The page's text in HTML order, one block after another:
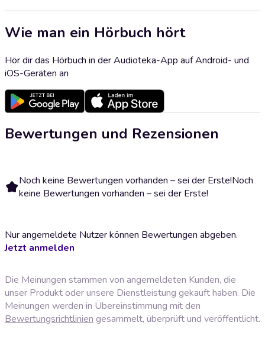
Wie man ein Hörbuch hört
Hör dir das Hörbuch in der Audioteka-App auf Android- und
iOS-Geräten an
Bewertungen und Rezensionen
Noch keine Bewertungen vorhanden – sei der Erste!Noch
keine Bewertungen vorhanden – sei der Erste!
Nur angemeldete Nutzer können Bewertungen abgeben.
Jetzt anmelden
Die Meinungen stammen von angemeldeten Kunden, die
unser Produkt oder unsere Dienstleistung gekauft haben. Die
Meinungen werden in Übereinstimmung mit den
Bewertungsrichtlinien gesammelt, überprüft und veröffentlicht.